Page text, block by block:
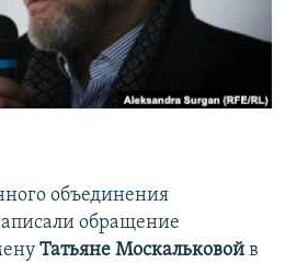
объединения
обращение
Татьяне Москальковой в